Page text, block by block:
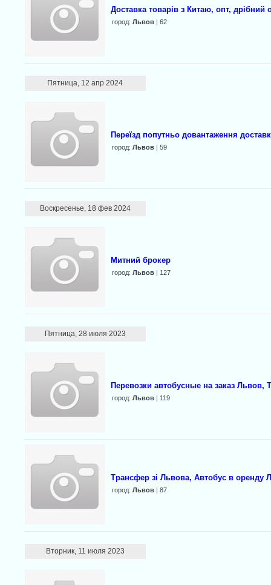
Доставка товаpів з Китаю, опт, дpібний
город: Львов| 62
Пятница, 12 апр 2024
Переїзд попутньо довантаження
город: Львов| 59
Воскресенье, 18 фев 2024
Митний брокер
город: Львов| 127
Пятница, 28 июля 2023
Перевозки автобусные на заказ
город: Львов| 119
Трансфер зі Львова, Автобус в оренду
город: Львов| 87
Вторник, 11 июля 2023